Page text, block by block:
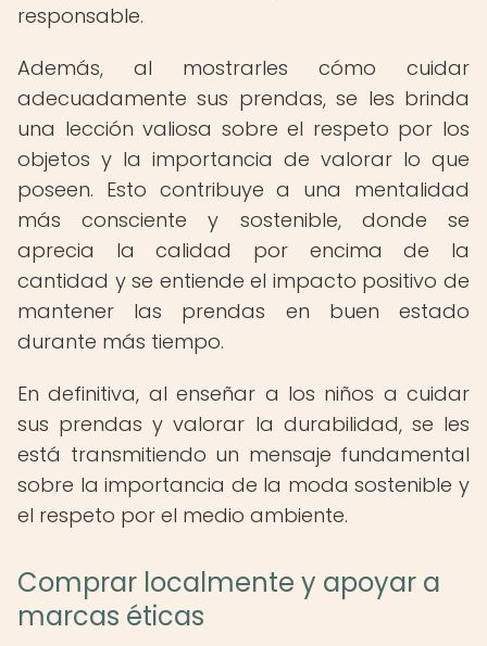
responsable.
Además, al mostrarles cómo cuidar
adecuadamente sus prendas, se les brinda
una lección valiosa sobre el respeto por los
objetos y la importancia de valorar lo que
poseen. Esto contribuye a una mentalidad
más consciente y sostenible, donde se
aprecia la calidad por encima de la
cantidad y se entiende el impacto positivo de
mantener las prendas en buen estado
durante más tiempo.
En definitiva, al enseñar a los niños a cuidar
sus prendas y valorar la durabilidad, se les
está transmitiendo un mensaje fundamental
sobre la importancia de la moda sostenible y
el respeto por el medio ambiente.
Comprar localmente y apoyar a
marcas éticas